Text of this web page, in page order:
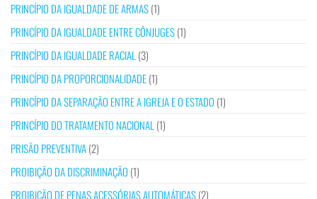
PRINCÍPIO DA IGUALDADE DE ARMAS(1)
PRINCÍPIO DA IGUALDADE ENTRE CÔNJUGES(1)
PRINCÍPIO DA IGUALDADE RACIAL (3)
PRINCÍPIO DA PROPORCIONALIDADE(1)
PRINCÍPIO DA SEPARAÇÃO ENTRE A IGREJA E O ESTADO (1)
PRINCÍPIO DO TRATAMENTO NACIONAL (1)
PRISÃO PREVENTIVA(2)
PROIBIÇÃO DA DISCRIMINAÇÃO (1)
PROIBIÇÃO DE PENAS ACESSÓRIAS AUTOMÁTICAS(2)